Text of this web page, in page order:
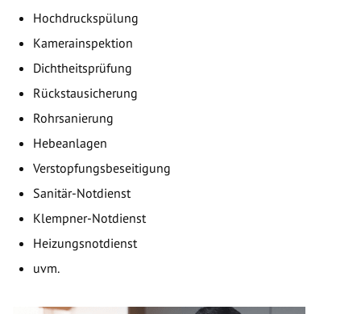
Hochdruckspülung
Kamerainspektion
Dichtheitsprüfung
Rückstausicherung
Rohrsanierung
Hebeanlagen
Verstopfungsbeseitigung
Sanitär-Notdienst
Klempner-Notdienst
Heizungsnotdienst
uvm.